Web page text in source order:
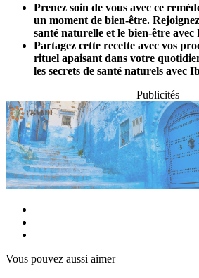
Prenez soin de vous avec ce
un moment de bien-être.
santé naturelle et le bien-être
Partagez cette recette avec vos
rituel apaisant dans votre
les secrets de santé naturels avec
Publicités
Vous pouvez aussi aimer